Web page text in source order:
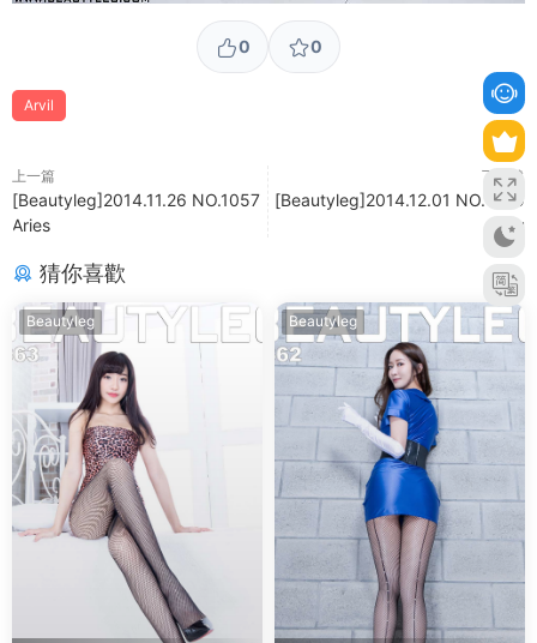
0 0
Arvil
上一篇
[Beautyleg]2014.11.26 NO.1057
Aries
下一篇
[Beautyleg]2014.12.01 NO.1059
Chu
猜你喜歡
Beautyleg Beautyleg